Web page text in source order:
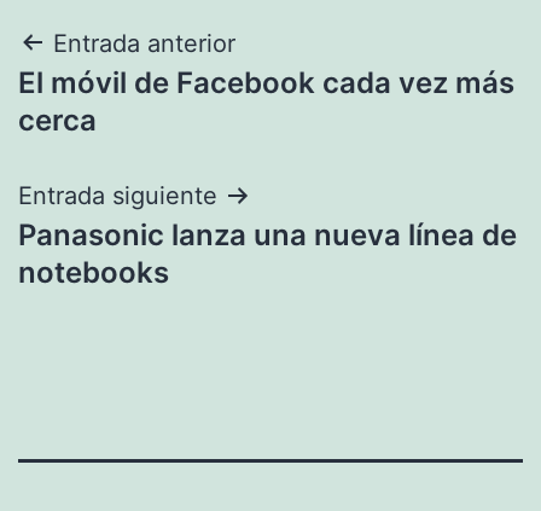
Navegación
de
Entrada anterior
El móvil de Facebook cada vez más
cerca
Entrada siguiente
Panasonic lanza una nueva línea de
notebooks